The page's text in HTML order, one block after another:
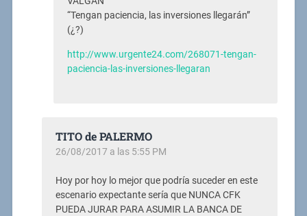
“Tengan paciencia, las inversiones llegarán”
(¿?)
http://www.urgente24.com/268071-tengan-
paciencia-las-inversiones-llegaran
TITO de PALERMO
26/08/2017 a las 5:55 PM
Hoy por hoy lo mejor que podría suceder en este
escenario expectante sería que NUNCA CFK
PUEDA JURAR PARA ASUMIR LA BANCA DE